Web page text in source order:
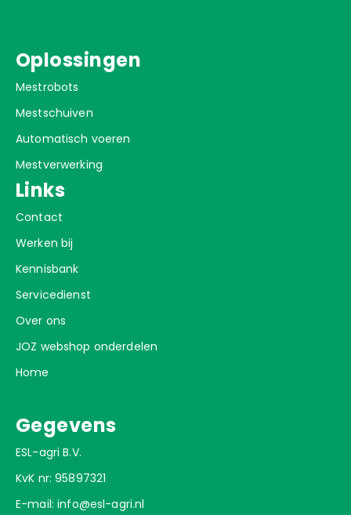
Oplossingen
Mestrobots
Mestschuiven
Automatisch voeren
Mestverwerking
Links
Contact
Werken bij
Kennisbank
Servicedienst
Over ons
JOZ webshop onderdelen
Home
Gegevens
ESL-agri B.V.
KvK nr: 95897321
E-mail:info@esl-agri.nl